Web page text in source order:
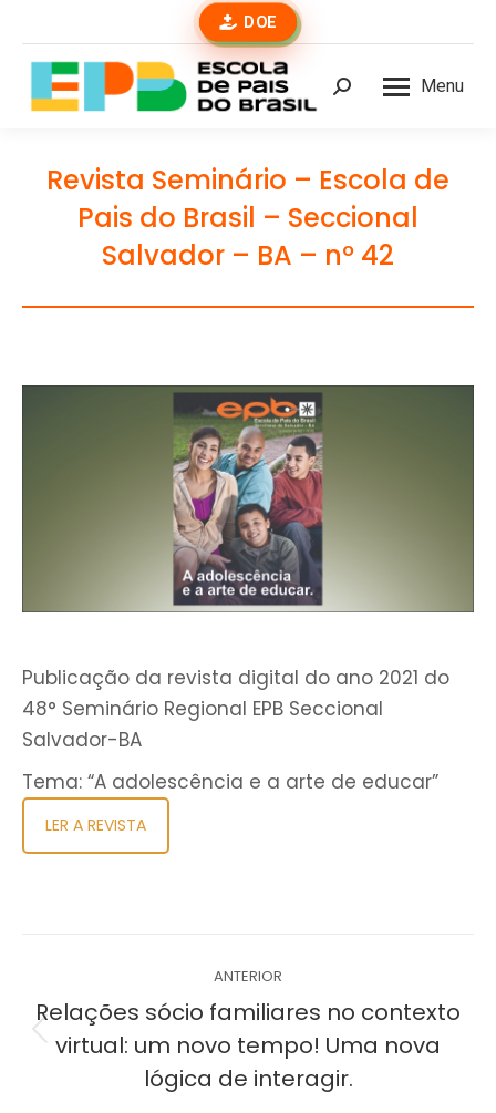
DOE
Menu
Buscar
Revista Seminário – Escola de
Pais do Brasil – Seccional
Salvador – BA – nº 42
Publicação da revista digital do ano 2021 do
48° Seminário Regional EPB Seccional
Salvador-BA
Tema: “A adolescência e a arte de educar”
LER A REVISTA
de
post:
ANTERIOR
Post
anterior:
Relações sócio familiares no contexto
virtual: um novo tempo! Uma nova
lógica de interagir.